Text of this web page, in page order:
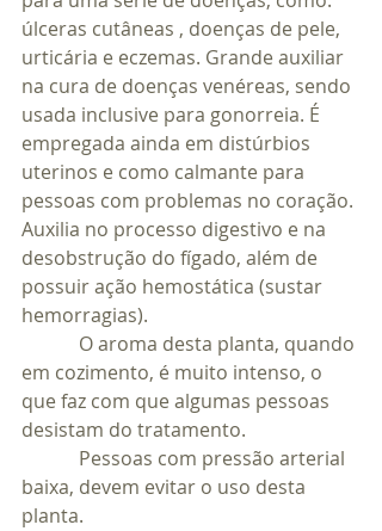
úlceras cutâneas , doenças de pele,
urticária e eczemas. Grande auxiliar
na cura de doenças venéreas, sendo
usada inclusive para gonorreia. É
empregada ainda em distúrbios
uterinos e como calmante para
pessoas com problemas no coração.
Auxilia no processo digestivo e na
desobstrução do fígado, além de
possuir ação hemostática (sustar
hemorragias).
em cozimento, é muito intenso, o
que faz com que algumas pessoas
desistam do tratamento.
baixa, devem evitar o uso desta
planta.